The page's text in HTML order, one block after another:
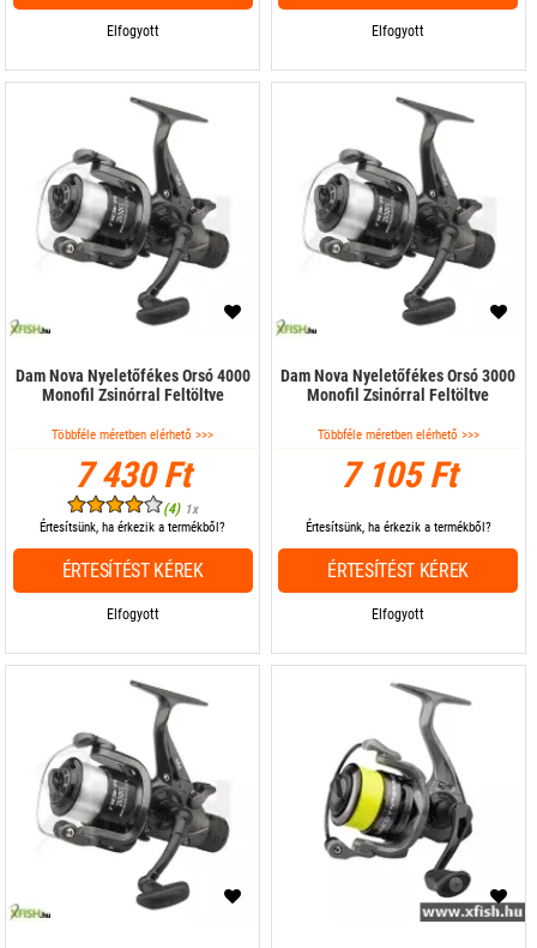
Elfogyott Elfogyott
Dam Nova Nyeletőfékes Orsó 4000
Monofil Zsinórral Feltöltve
Többféle méretben elérhető >>>
7 430 Ft
(4) 1x
Elfogyott
Értesítsünk, ha érkezik a termékből?
ÉRTESÍTÉST KÉREK
Dam Nova Nyeletőfékes Orsó 3000
Monofil Zsinórral Feltöltve
Többféle méretben elérhető >>>
7 105 Ft
Elfogyott
Értesítsünk, ha érkezik a termékből?
ÉRTESÍTÉST KÉREK